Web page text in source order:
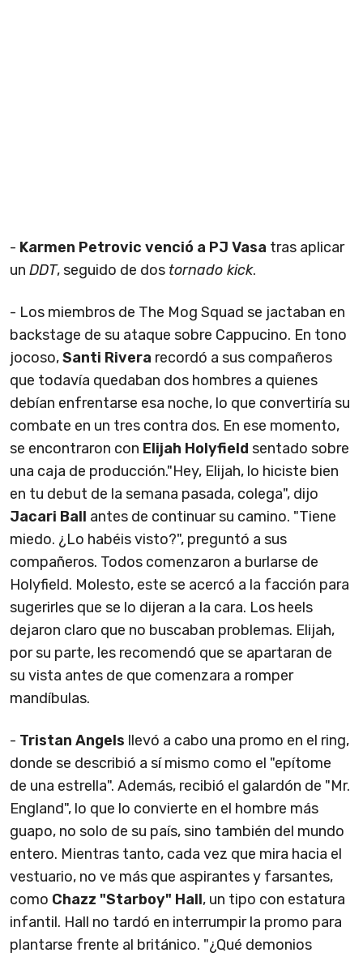
- Karmen Petrovic venció a PJ Vasa tras aplicar
un DDT, seguido de dos tornado kick.
- Los miembros de The Mog Squad se jactaban en
backstage de su ataque sobre Cappucino. En tono
jocoso,Santi Rivera recordó a sus compañeros
que todavía quedaban dos hombres a quienes
debían enfrentarse esa noche, lo que convertiría su
combate en un tres contra dos. En ese momento,
se encontraron con Elijah Holyfield sentado sobre
una caja de producción."Hey, Elijah, lo hiciste bien
en tu debut de la semana pasada, colega", dijo
Jacari Ball antes de continuar su camino. "Tiene
miedo. ¿Lo habéis visto?", preguntó a sus
compañeros. Todos comenzaron a burlarse de
Holyfield. Molesto, este se acercó a la facción para
sugerirles que se lo dijeran a la cara. Los heels
dejaron claro que no buscaban problemas. Elijah,
por su parte, les recomendó que se apartaran de
su vista antes de que comenzara a romper
mandíbulas.
- Tristan Angels llevó a cabo una promo en el ring,
donde se describió a sí mismo como el "epítome
de una estrella". Además, recibió el galardón de "Mr.
England", lo que lo convierte en el hombre más
guapo, no solo de su país, sino también del mundo
entero. Mientras tanto, cada vez que mira hacia el
vestuario, no ve más que aspirantes y farsantes,
como Chazz "Starboy" Hall, un tipo con estatura
infantil. Hall no tardó en interrumpir la promo para
plantarse frente al británico. "¿Qué demonios